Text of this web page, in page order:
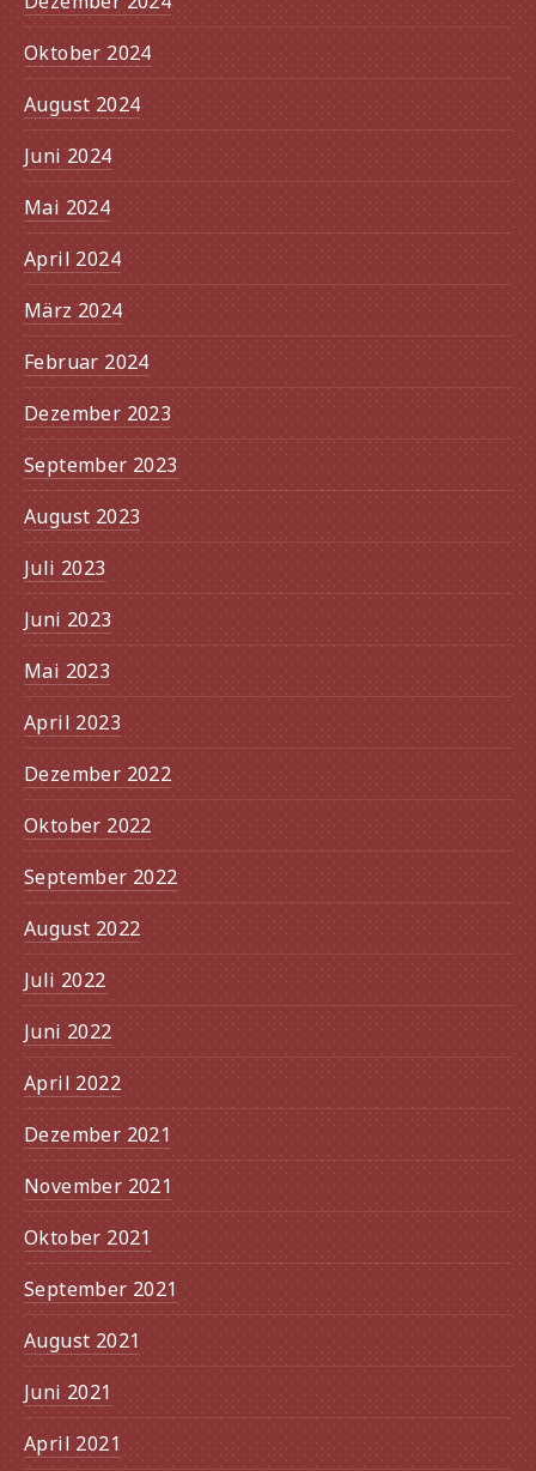
Oktober 2024
August 2024
Juni 2024
Mai 2024
April 2024
März 2024
Februar 2024
Dezember 2023
September 2023
August 2023
Juli 2023
Juni 2023
Mai 2023
April 2023
Dezember 2022
Oktober 2022
September 2022
August 2022
Juli 2022
Juni 2022
April 2022
Dezember 2021
November 2021
Oktober 2021
September 2021
August 2021
Juni 2021
April 2021